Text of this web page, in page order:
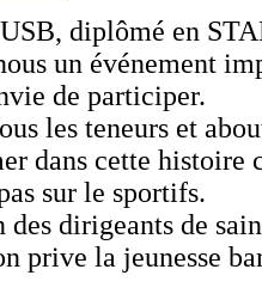
diplômé en
un événement
de participer.
les teneurs et
dans cette histoire
sur le sportifs.
des dirigeants de
prive la jeunesse